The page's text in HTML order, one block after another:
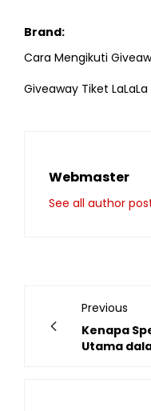
Brand:
Cara Mengikuti
Giveaway Tiket LaLaLa
Webmaster
See all author
Previous
Kenapa
Utama